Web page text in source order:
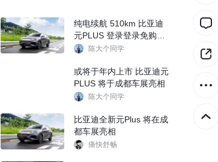
纯电续航 510km 比亚迪
元PLUS 登录登录免购置
税目录陈大个同学
或将于年内上市 比亚迪元
PLUS 将于成都车展亮相
陈大个同学
比亚迪全新元Plus 将在成
都车展亮相
痛快舒畅